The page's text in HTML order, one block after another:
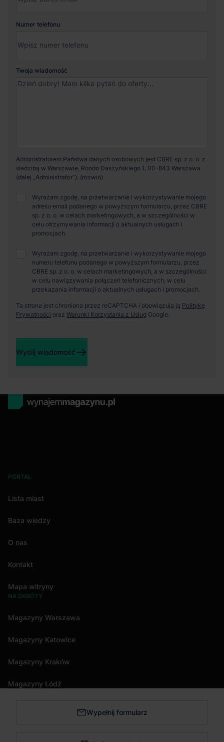
Numer telefonu
Twoja wiadomość
Administratorem Państwa danych osobowych jest CBRE sp. z o. o. z
siedzibą w Warszawie, Rondo Daszyńskiego 1, 00-843 Warszawa
(dalej „Administrator”).
Wyrażam zgodę, na przetwarzanie i wykorzystywanie mojego
adresu email podanego w powyższym formularzu, przez CBRE
sp. z o. o. w celach marketingowych, a w szczególności w
celu otrzymywania informacji o aktualnych usługach i
promocjach.
Wyrażam zgodę, na przetwarzanie i wykorzystywanie mojego
numeru telefonu podanego w powyższym formularzu, przez
CBRE sp. z o. o. w celach marketingowych, a w szczególności
w celu nawiązywania połączeń telefonicznych, w celu
przekazania informacji o aktualnych usługach i promocjach.
Ta strona jest chroniona przez reCAPTCHA i obowiązują ją Politykę
Prywatności oraz Warunki Korzystania z Usług Google.
Wyślij wiadomość
PORTAL
Lista miast
Baza wiedzy
O nas
Kontakt
Mapa witryny
NA SKRÓTY
Magazyny Warszawa
Magazyny Katowice
Magazyny Kraków
Magazyny Łódź
Magazyny Trójmiasto Wypełnij formularz